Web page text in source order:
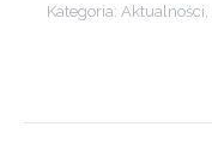
Kategoria: Aktualności